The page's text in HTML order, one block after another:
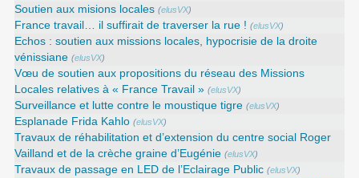
Soutien aux misions locales (elusVX)
France travail… il suffirait de traverser la rue ! (elusVX)
Echos : soutien aux missions locales, hypocrisie de la droite
vénissiane (elusVX)
Vœu de soutien aux propositions du réseau des Missions
Locales relatives à « France Travail » (elusVX)
Surveillance et lutte contre le moustique tigre (elusVX)
Esplanade Frida Kahlo (elusVX)
Travaux de réhabilitation et d’extension du centre social Roger
Vailland et de la crèche graine d’Eugénie (elusVX)
Travaux de passage en LED de l’Eclairage Public (elusVX)